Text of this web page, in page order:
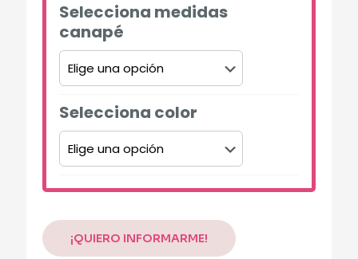
Selecciona medidas
canapé
Selecciona color
¡QUIERO INFORMARME!